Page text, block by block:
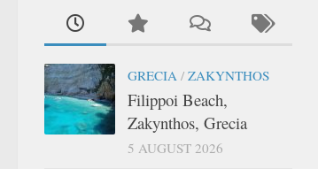
GRECIA / ZAKYNTHOS
Filippoi Beach,
Zakynthos, Grecia
5 AUGUST 2026